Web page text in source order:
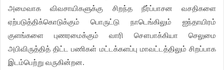
அமைவாக விவசாயிகளுக்கு சிறந்த நீர்ப்பாசன வசதிகளை
ஏற்படுத்திக்கொடுக்கும் பொருட்டு நாடெங்கிலும் ஐந்தாயிரம்
குளங்களை புணரமைக்கும் வாரி சௌபாக்கியா செலுமை
அபிவிருத்தித் திட்ட பணிகள் மட்டக்களப்பு மாவட்டத்திலும் சிறப்பாக
இடம்பெற்று வருகின்றன.